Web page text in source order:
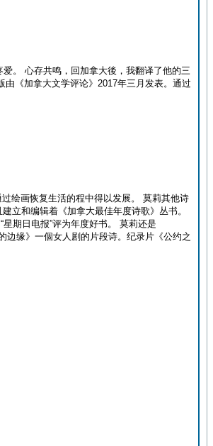
。 心存共鸣，回加拿大後，我翻译了他的三
由《加拿大文学评论》2017年三月发表。通过
绘画恢复生活的程中得以发展。 莫莉其他诗
立和编辑着《加拿大最佳年度诗歌》丛书。
星期日电报”评为年度好书。 莫莉还是
边缘》一個女人剧的片段诗。纪录片《公约之